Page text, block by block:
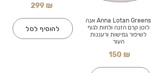
299 ₪
להוסיף לסל
Anna Lotan Greens אנה
לוטן קרם הזנה ולחות לגוף
לשיפור גמישות ורעננות
העור
150 ₪